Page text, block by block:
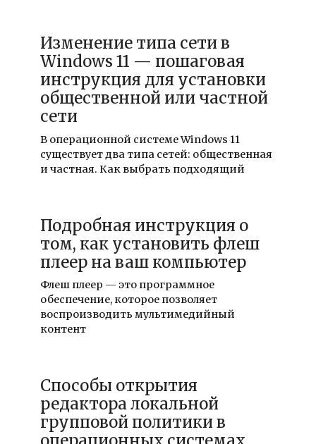
Изменение типа сети в
Windows 11 — пошаговая
инструкция для установки
общественной или частной
сети
В операционной системе Windows 11
существует два типа сетей: общественная
и частная. Как выбрать подходящий
Подробная инструкция о
том, как установить флеш
плеер на ваш компьютер
Флеш плеер — это программное
обеспечение, которое позволяет
воспроизводить мультимедийный
контент
Способы открытия
редактора локальной
групповой политики в